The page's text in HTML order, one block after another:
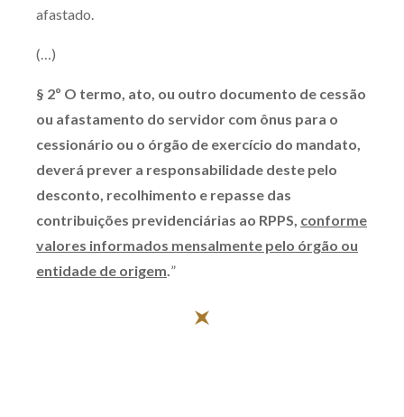
afastado.
(…)
§ 2º O termo, ato, ou outro documento de cessão
ou afastamento do servidor com ônus para o
cessionário ou o órgão de exercício do mandato,
deverá prever a responsabilidade deste pelo
desconto, recolhimento e repasse das
contribuições previdenciárias ao RPPS, conforme
valores informados mensalmente pelo órgão ou
entidade de origem.”